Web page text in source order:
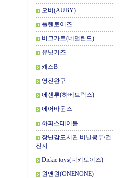
오비(AUBY)
플랜토이즈
버그카트(네덜란드)
유닛키즈
캐스B
영진완구
에센루(하베브릭스)
에어바운스
하퍼스테이블
장난감도서관 비닐봉투/건
전지
Dickie toys(디키토이즈)
원앤원(ONENONE)